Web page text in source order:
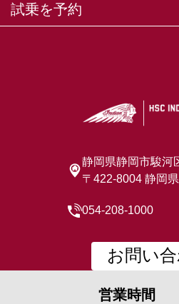
試乗を予約
静岡県静岡市駿河
〒422-8004 静岡県
054-208-1000
お問い
営業時間